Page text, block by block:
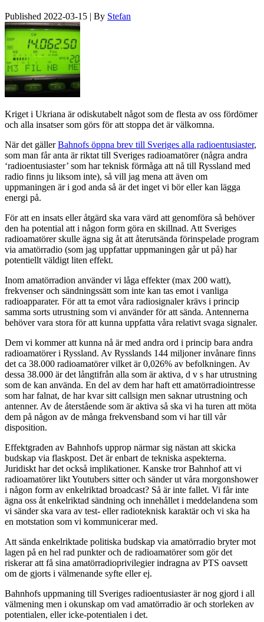
Published 2022-03-15 | By Stefan
Kriget i Ukriana är odiskutabelt något som de flesta av oss fördömer
och alla insatser som görs för att stoppa det är välkomna.
När det gällerBahnofs öppna brev till Sveriges alla radioentusiaster,
som man får anta är riktat till Sveriges radioamatörer (några andra
‘radioentusiaster’ som har teknisk förmåga att nå till Ryssland med
radio finns ju liksom inte), så vill jag mena att även om
uppmaningen är i god anda så är det inget vi bör eller kan lägga
energi på.
För att en insats eller åtgärd ska vara värd att genomföra så behöver
den ha potential att i någon form göra en skillnad. Att Sveriges
radioamatörer skulle ägna sig åt att återutsända förinspelade program
via amatörradio (som jag uppfattar uppmaningen går ut på) har
potentiellt väldigt liten effekt.
Inom amatörradion använder vi låga effekter (max 200 watt),
frekvenser och sändningssätt som inte kan tas emot i vanliga
radioapparater. För att ta emot våra radiosignaler krävs i princip
samma sorts utrustning som vi använder för att sända. Antennerna
behöver vara stora för att kunna uppfatta våra relativt svaga signaler.
Dem vi kommer att kunna nå är med andra ord i princip bara andra
radioamatörer i Ryssland. Av Rysslands 144 miljoner invånare finns
det ca 38.000 radioamatörer vilket är 0,026% av befolkningen. Av
dessa 38.000 är det långtifrån alla som är aktiva, d v s har utrustning
som de kan använda. En del av dem har haft ett amatörradiointresse
som har falnat, de har kvar sitt callsign men saknar utrustning och
antenner. Av de återstående som är aktiva så ska vi ha turen att möta
dem på någon av de många frekvensband som vi har till vår
disposition.
Effektgraden av Bahnhofs upprop närmar sig nästan att skicka
budskap via flaskpost. Det är enbart de tekniska aspekterna.
Juridiskt har det också implikationer. Kanske tror Bahnhof att vi
radioamatörer likt Youtubers sitter och sänder ut våra morgonshower
i någon form av enkelriktad broadcast? Så är inte fallet. Vi får inte
ägna oss åt enkelriktad sändning och innehållet i meddelandena som
vi sänder ska vara av test- eller radioteknisk karaktär och vi ska ha
en motstation som vi kommunicerar med.
Att sända enkelriktade politiska budskap via amatörradio bryter mot
lagen på en hel rad punkter och de radioamatörer som gör det
riskerar att få sina amatörradioprivilegier indragna av PTS oavsett
om de gjorts i välmenande syfte eller ej.
Bahnhofs uppmaning till Sveriges radioentusiaster är nog gjord i all
välmening men i okunskap om vad amatörradio är och storleken av
potentialen, eller icke-potentialen i det.